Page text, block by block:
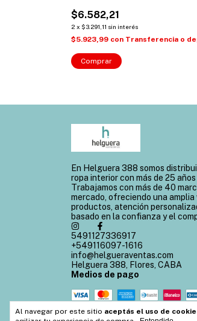
Al navegar por este sitio aceptás el uso de
$6.582,21
2 x $3.291,11 sin interés
$5.923,99 con Transferencia o
Comprar
En Helguera 388 somos
ropa interior con más de 25
Trabajamos con más de 40
mercado, ofreciendo una amplia
productos, atención
basado en la confianza y el
5491127336917
+549116097-1616
info@helgueraventas.com
Helguera 388, Flores, CABA
Medios de pago